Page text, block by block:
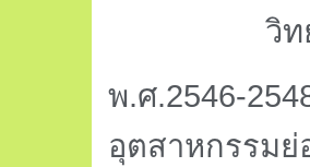
วิ
พ.ศ.2546-
อุตสาหกรรมย่